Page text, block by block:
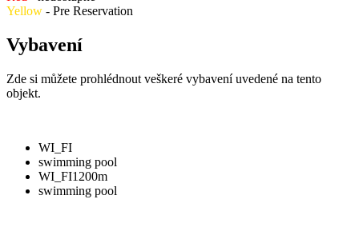
Yellow - Pre Reservation
Vybavení
Zde si můžete prohlédnout veškeré vybavení uvedené na tento
objekt.
WI_FI
swimming pool
WI_FI1200m
swimming pool